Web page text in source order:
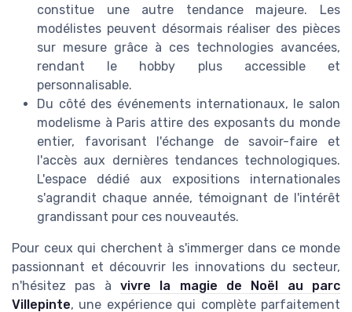
constitue une autre tendance majeure. Les
modélistes peuvent désormais réaliser des pièces
sur mesure grâce à ces technologies avancées,
rendant le hobby plus accessible et
personnalisable.
Du côté des événements internationaux, le salon
modelisme à Paris attire des exposants du monde
entier, favorisant l'échange de savoir-faire et
l'accès aux dernières tendances technologiques.
L'espace dédié aux expositions internationales
s'agrandit chaque année, témoignant de l'intérêt
grandissant pour ces nouveautés.
Pour ceux qui cherchent à s'immerger dans ce monde
passionnant et découvrir les innovations du secteur,
n'hésitez pas à vivre la magie de Noël au parc
Villepinte, une expérience qui complète parfaitement